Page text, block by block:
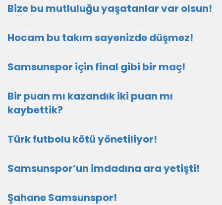
Bize bu mutluluğu yaşatanlar var olsun!
Hocam bu takım sayenizde düşmez!
Samsunspor için final gibi bir maç!
Bir puan mı kazandık iki puan mı
kaybettik?
Türk futbolu kötü yönetiliyor!
Samsunspor’un imdadına ara yetişti!
Şahane Samsunspor!